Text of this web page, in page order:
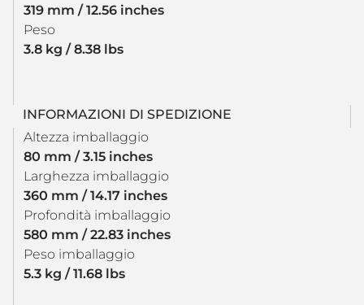
319 mm / 12.56 inches
Peso
3.8 kg / 8.38 lbs
INFORMAZIONI DI SPEDIZIONE
Altezza imballaggio
80 mm / 3.15 inches
Larghezza imballaggio
360 mm / 14.17 inches
Profondità imballaggio
580 mm / 22.83 inches
Peso imballaggio
5.3 kg / 11.68 lbs